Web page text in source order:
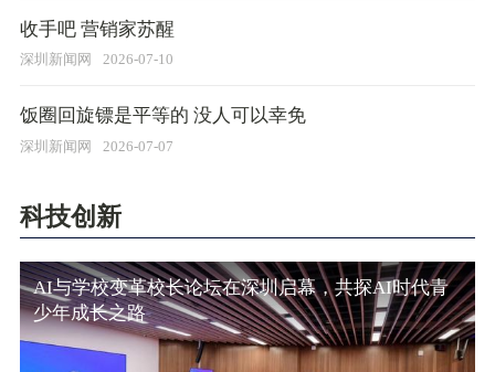
收手吧 营销家苏醒
深圳新闻网 2026-07-10
饭圈回旋镖是平等的 没人可以幸免
深圳新闻网 2026-07-07
科技创新
AI与学校变革校长论坛在深圳启幕，共探AI时代青
少年成长之路